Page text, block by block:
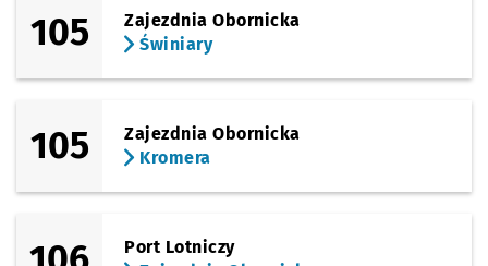
105
Zajezdnia Obornicka
Świniary
105
Zajezdnia Obornicka
Kromera
Port Lotniczy